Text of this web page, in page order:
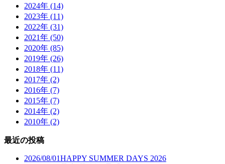
2024年 (14)
2023年 (11)
2022年 (31)
2021年 (50)
2020年 (85)
2019年 (26)
2018年 (11)
2017年 (2)
2016年 (7)
2015年 (7)
2014年 (2)
2010年 (2)
最近の投稿
2026/08/01HAPPY SUMMER DAYS 2026